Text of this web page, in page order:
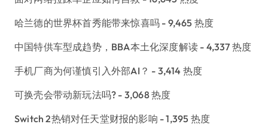
哈兰德的世界杯首秀能带来惊喜吗 - 9,465 热度
中国特供车型成趋势，BBA本土化深度解读 - 4,337 热度
手机厂商为何谨慎引入外部AI？ - 3,414 热度
可换壳会带动新玩法吗? - 3,068 热度
Switch 2热销对任天堂财报的影响 - 1,395 热度